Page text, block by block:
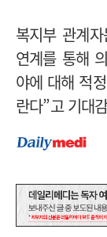
복지부 관계
연계를 통해
야에 대해 적
란다”고 기대